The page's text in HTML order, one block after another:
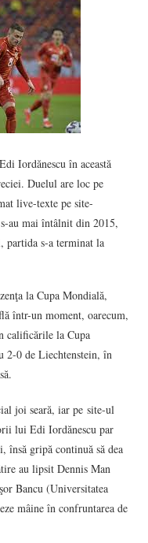
Iordănescu în această
Duelul are loc pe
live-texte pe site-
au mai întâlnit din 2015,
partida s-a terminat la
la Cupa Mondială,
într-un moment, oarecum,
calificările la Cupa
2-0 de Liechtenstein, în
joi seară, iar pe site-ul
lui Edi Iordănescu par
însă gripă continuă să dea
au lipsit Dennis Man
Bancu (Universitatea
mâine în confruntarea de